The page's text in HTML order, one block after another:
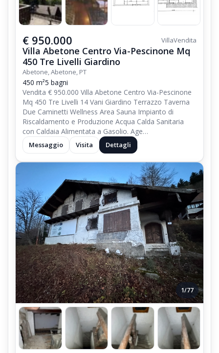
€ 950.000 VillaVendita
Villa Abetone Centro Via-Pescinone Mq
450 Tre Livelli Giardino
Abetone, Abetone, PT
450 m²5 bagni
Vendita € 950.000 Villa Abetone Centro Via-Pescinone
Mq 450 Tre Livelli 14 Vani Giardino Terrazzo Taverna
Due Caminetti Wellness Area Sauna Impianto di
Riscaldamento e Produzione Acqua Calda Sanitaria
con Caldaia Alimentata a Gasolio. Age…
Messaggio Visita Dettagli
1/77